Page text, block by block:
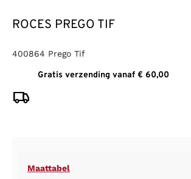
ROCES PREGO TIF
400864 Prego Tif
Gratis verzending vanaf € 60,00
Maattabel